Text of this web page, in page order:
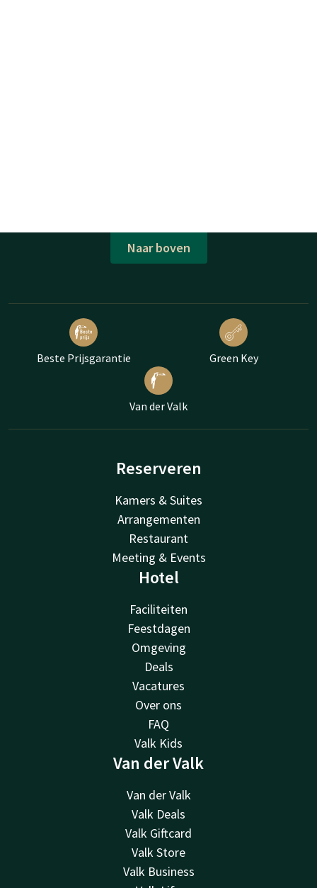
Naar boven
Beste Prijsgarantie Green Key
Van der Valk
Reserveren
Kamers & Suites
Arrangementen
Restaurant
Meeting & Events
Hotel
Faciliteiten
Feestdagen
Omgeving
Deals
Vacatures
Over ons
FAQ
Valk Kids
Van der Valk
Van der Valk
Valk Deals
Valk Giftcard
Valk Store
Valk Business